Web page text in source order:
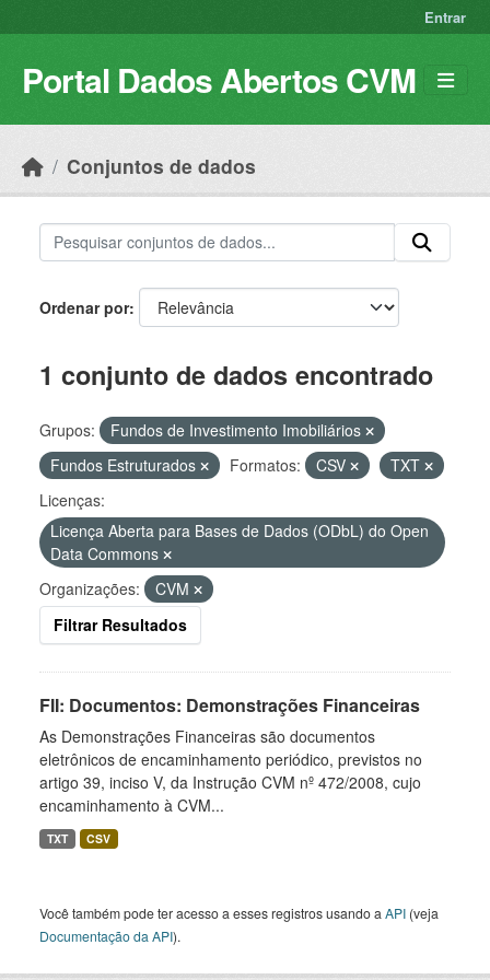
Entrar
Portal Dados Abertos CVM
Conjuntos de dados
Ordenar por
1 conjunto de dados encontrado
Grupos:
Fundos de Investimento Imobiliários
Fundos Estruturados
Formatos: CSV
TXT
Licenças:
Licença Aberta para Bases de Dados (ODbL) do Open
Data Commons
Organizações:
CVM
Filtrar Resultados
FII: Documentos: Demonstrações Financeiras
As Demonstrações Financeiras são documentos
eletrônicos de encaminhamento periódico, previstos no
artigo 39, inciso V, da Instrução CVM nº 472/2008, cujo
encaminhamento à CVM...
TXT CSV
Você também pode ter acesso a esses registros usando a API (veja
Documentação da API).